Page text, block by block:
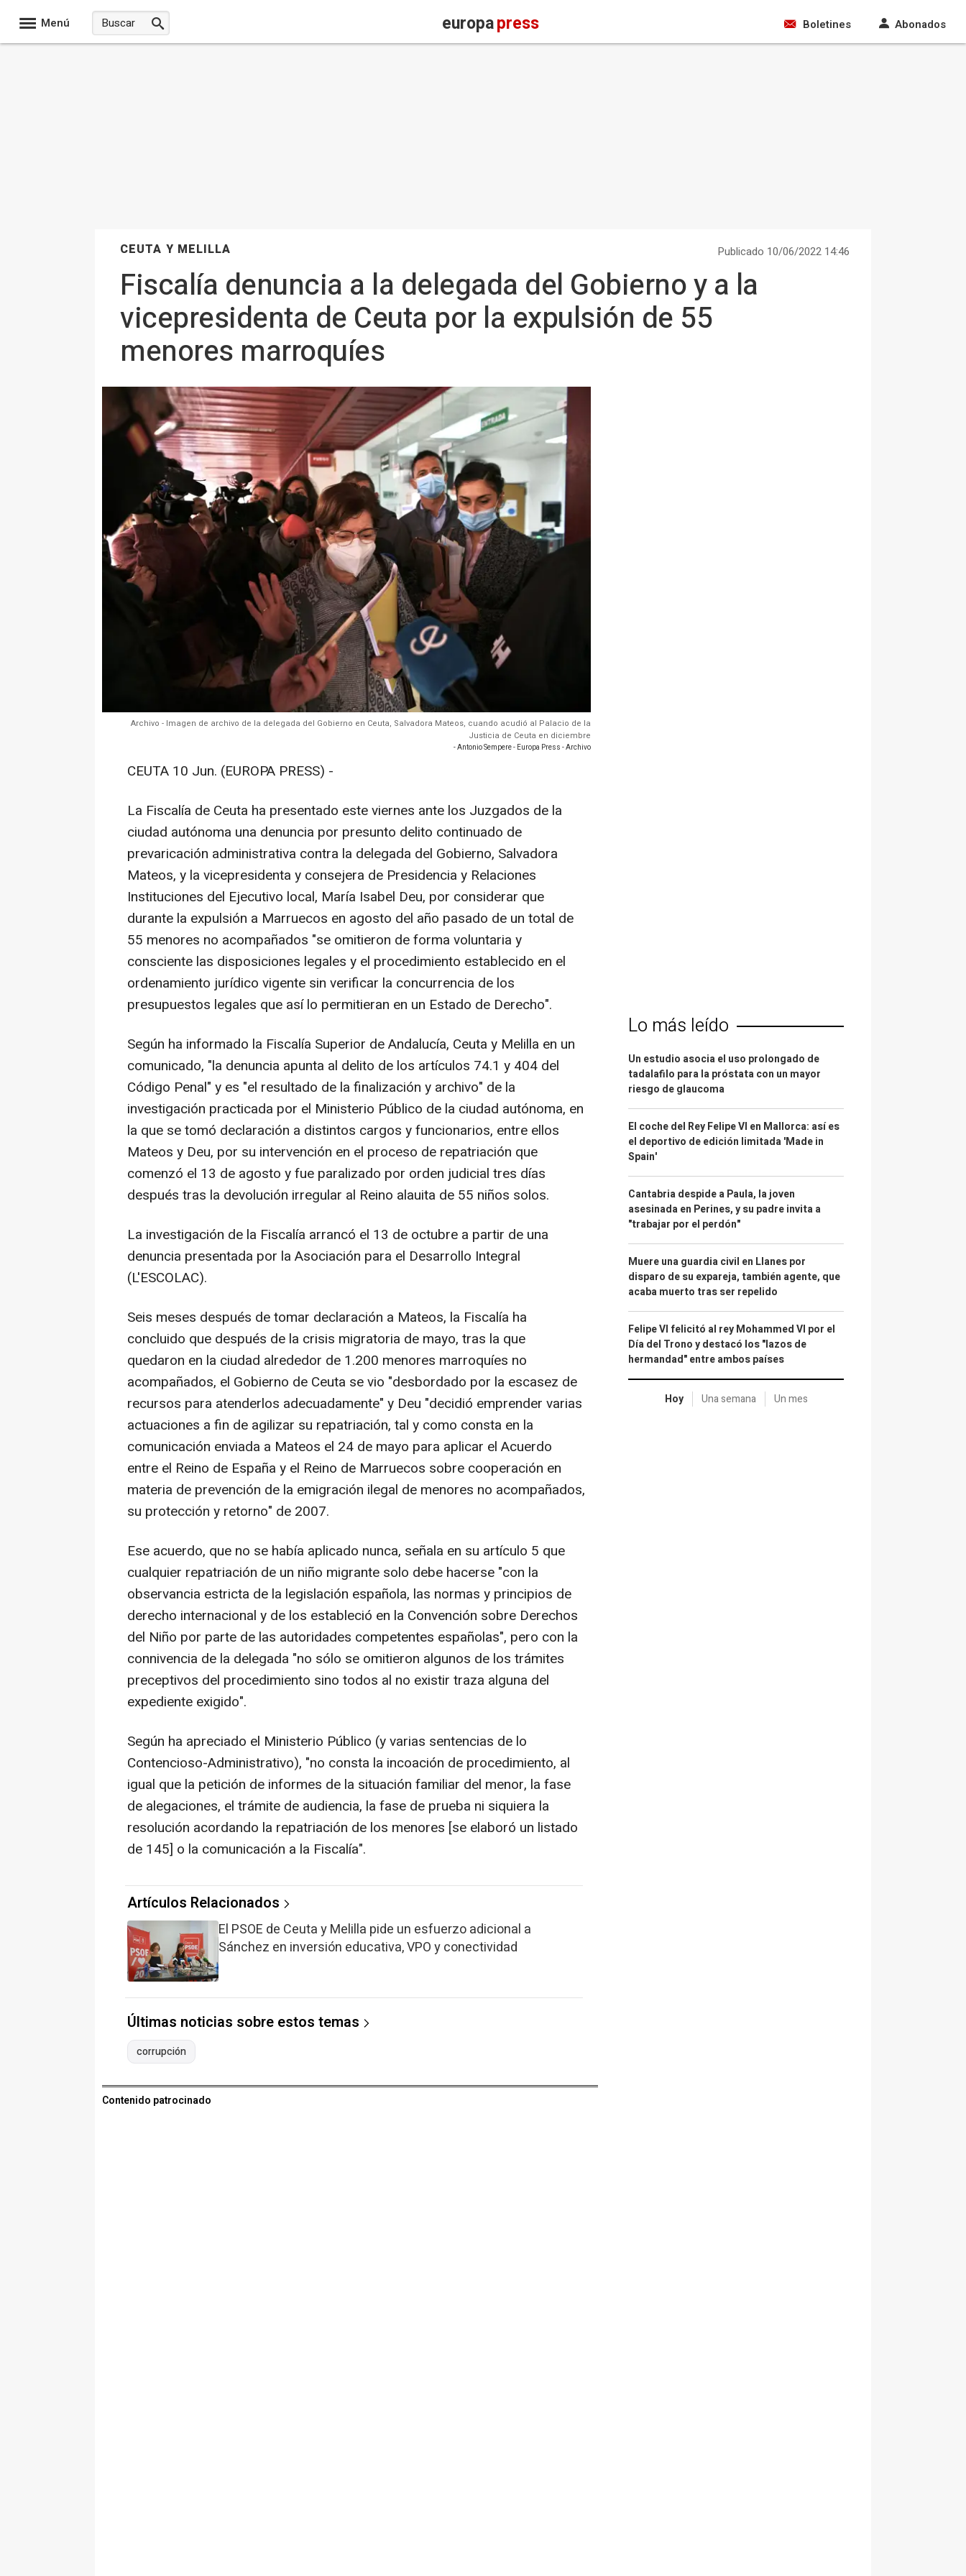
Menú europapress Boletines Abonados
CEUTA Y MELILLA Publicado 10/06/2022 14:46
Fiscalía denuncia a la delegada del Gobierno y a la
vicepresidenta de Ceuta por la expulsión de 55
menores marroquíes
Archivo - Imagen de archivo de la delegada del Gobierno en Ceuta, Salvadora Mateos, cuando acudió al Palacio de la
Justicia de Ceuta en diciembre
- Antonio Sempere - Europa Press - Archivo
CEUTA 10 Jun. (EUROPA PRESS) -
La Fiscalía de Ceuta ha presentado este viernes ante los Juzgados de la
ciudad autónoma una denuncia por presunto delito continuado de
prevaricación administrativa contra la delegada del Gobierno, Salvadora
Mateos, y la vicepresidenta y consejera de Presidencia y Relaciones
Instituciones del Ejecutivo local, María Isabel Deu, por considerar que
durante la expulsión a Marruecos en agosto del año pasado de un total de
55 menores no acompañados "se omitieron de forma voluntaria y
consciente las disposiciones legales y el procedimiento establecido en el
ordenamiento jurídico vigente sin verificar la concurrencia de los
presupuestos legales que así lo permitieran en un Estado de Derecho".
Según ha informado la Fiscalía Superior de Andalucía, Ceuta y Melilla en un
comunicado, "la denuncia apunta al delito de los artículos 74.1 y 404 del
Código Penal" y es "el resultado de la finalización y archivo" de la
investigación practicada por el Ministerio Público de la ciudad autónoma, en
la que se tomó declaración a distintos cargos y funcionarios, entre ellos
Mateos y Deu, por su intervención en el proceso de repatriación que
comenzó el 13 de agosto y fue paralizado por orden judicial tres días
después tras la devolución irregular al Reino alauita de 55 niños solos.
La investigación de la Fiscalía arrancó el 13 de octubre a partir de una
denuncia presentada por la Asociación para el Desarrollo Integral
(L'ESCOLAC).
Seis meses después de tomar declaración a Mateos, la Fiscalía ha
concluido que después de la crisis migratoria de mayo, tras la que
quedaron en la ciudad alrededor de 1.200 menores marroquíes no
acompañados, el Gobierno de Ceuta se vio "desbordado por la escasez de
recursos para atenderlos adecuadamente" y Deu "decidió emprender varias
actuaciones a fin de agilizar su repatriación, tal y como consta en la
comunicación enviada a Mateos el 24 de mayo para aplicar el Acuerdo
entre el Reino de España y el Reino de Marruecos sobre cooperación en
materia de prevención de la emigración ilegal de menores no acompañados,
su protección y retorno" de 2007.
Ese acuerdo, que no se había aplicado nunca, señala en su artículo 5 que
cualquier repatriación de un niño migrante solo debe hacerse "con la
observancia estricta de la legislación española, las normas y principios de
derecho internacional y de los estableció en la Convención sobre Derechos
del Niño por parte de las autoridades competentes españolas", pero con la
connivencia de la delegada "no sólo se omitieron algunos de los trámites
preceptivos del procedimiento sino todos al no existir traza alguna del
expediente exigido".
Según ha apreciado el Ministerio Público (y varias sentencias de lo
Contencioso-Administrativo), "no consta la incoación de procedimiento, al
igual que la petición de informes de la situación familiar del menor, la fase
de alegaciones, el trámite de audiencia, la fase de prueba ni siquiera la
resolución acordando la repatriación de los menores [se elaboró un listado
de 145] o la comunicación a la Fiscalía".
Artículos Relacionados
El PSOE de Ceuta y Melilla pide un esfuerzo adicional a
Sánchez en inversión educativa, VPO y conectividad
Últimas noticias sobre estos temas
corrupción
Contenido patrocinado
Lo más leído
Un estudio asocia el uso prolongado de
tadalafilo para la próstata con un mayor
riesgo de glaucoma
El coche del Rey Felipe VI en Mallorca: así es
el deportivo de edición limitada 'Made in
Spain'
Cantabria despide a Paula, la joven
asesinada en Perines, y su padre invita a
"trabajar por el perdón"
Muere una guardia civil en Llanes por
disparo de su expareja, también agente, que
acaba muerto tras ser repelido
Felipe VI felicitó al rey Mohammed VI por el
Día del Trono y destacó los "lazos de
hermandad" entre ambos países
Hoy Una semana Un mes